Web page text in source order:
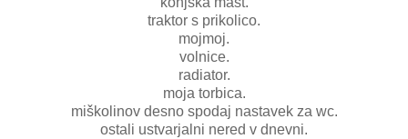
traktor s prikolico.
mojmoj.
volnice.
radiator.
moja torbica.
miškolinov desno spodaj nastavek za wc.
ostali ustvarjalni nered v dnevni.